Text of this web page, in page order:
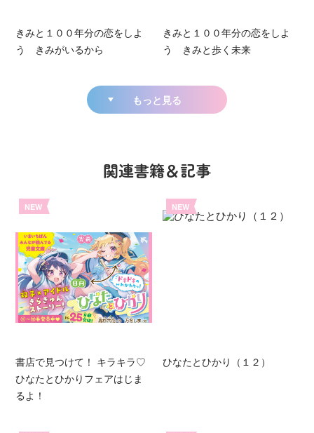
きみと１００年分の恋をしよ
う きみがいるから
きみと１００年分の恋をしよ
う きみと歩く未来
もっと見る
関連書籍＆記事
NEW
書店で見つけて！ キラキラ♡
ひなたとひかりフェアはじま
るよ！
NEW
ひなたとひかり（１２）